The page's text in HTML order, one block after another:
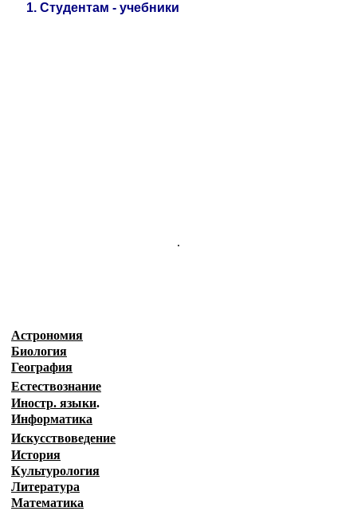
1. Студентам - учебники
.
Астрономия
Биология
География
Естествознание
Иностр. языки.
Информатика
Искусствоведение
История
Культурология
Литература
Математика